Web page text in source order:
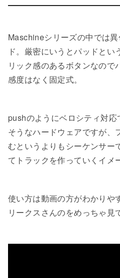
Maschineシリーズの中では
ド。厳密にいうとパッドとい
リック感のあるボタンなので
感度はなく固定式。
pushのようにベロシティ対
そうなハードウェアですが、
むというよりもシーケンサー
てトラックを作っていくイメ
使い方は動画の方がわかりや
リークスさんのをめっちゃ見